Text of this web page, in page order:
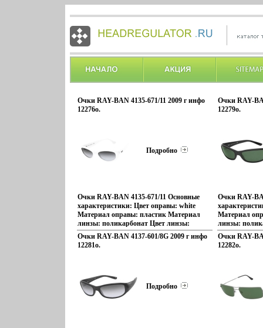
Очки RAY-BAN 4135-671/11 2009 г инфо
12276o.
Подробно
Очки RAY-BAN 4135-671/11 Основные
характеристики: Цвет оправы: white
Материал оправы: пластик Материал
линзы: поликарбонат Цвет линзы:
gradient grey Поляризация: нет
Производитель: Luxottica
бэрйдКоллекция: FAST&FURIOUS
Очки RAY-BAN 4137-601/8G 2009 г инфо
12281o.
Подробно
Очки RAY-
12279o.
Очки RAY-
Материал
линзы:
grey/green
Очки RAY-
12282o.